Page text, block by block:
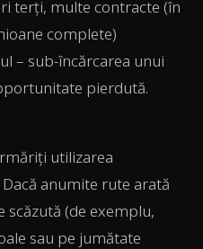
terți, multe contracte (în
complete)
– sub-încărcarea unui
pierdută.
utilizarea
anumite rute arată
(de exemplu,
sau pe jumătate